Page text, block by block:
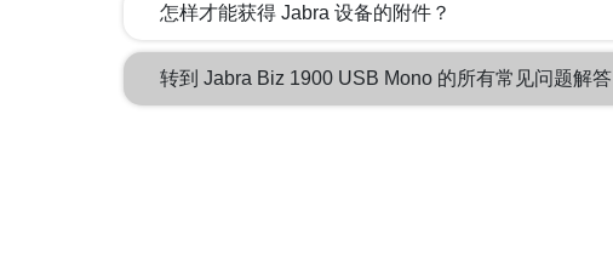
怎样才能获得 Jabra 设备的附件？
转到 Jabra Biz 1900 USB Mono 的所有常见问题解答